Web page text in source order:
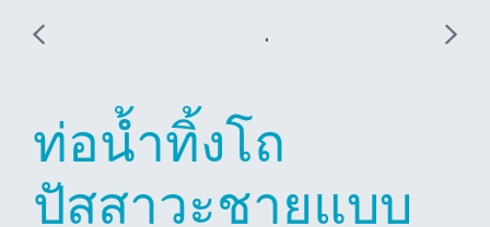
ท่อน้ำทิ้งโถ
ปัสสาวะชายแบบ